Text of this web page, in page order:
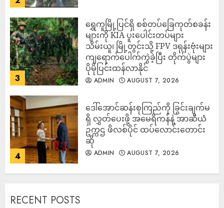
3
‎ရွှေကူမြို့ပြင်ရှိ စစ်တပ်ခြေကုတ်စခန်း
များကို KIA ပူးပေါင်းတပ်များ
သိမ်းယူ၊ မြို့တွင်းသို့ FPV ဒရုန်းဗုံးများ
ကျရောက်ပေါက်ကွဲခဲ့ပြီး တိုက်ပွဲများ
ပိုမိုပြင်းထန်လာနိုင်
ADMIN AUGUST 7, 2026
4
ဒေါ်အောင်ဆန်းစုကြည်ကို ခြွင်းချက်မ
ရှိ လွှတ်ပေးဖို့ အမေရိကန်နဲ့ အာဆီယံ
ဥက္ကဌ ဖိလစ်ပိုင် ထပ်လောင်းတောင်း
ဆို
ADMIN AUGUST 7, 2026
RECENT POSTS